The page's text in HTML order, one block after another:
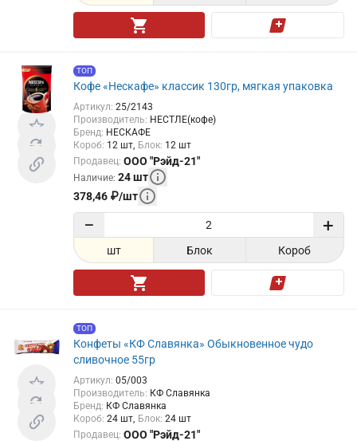
ТОП
Кофе «Нескафе» классик 130гр, мягкая упаковка
Артикул: 25/2143
Производитель: НЕСТЛЕ(кофе)
Бренд: НЕСКАФЕ
Короб: 12 шт Блок: 12 шт
Продавец: ООО "Рэйд-21"
Наличие: 24шт
378,46 ₽/шт
− +
шт Блок Короб
ТОП
Конфеты «КФ Славянка» Обыкновенное чудо
сливочное 55гр
Артикул: 05/003
Производитель: КФ Славянка
Бренд: КФ Славянка
Короб: 24 шт Блок: 24 шт
Продавец: ООО "Рэйд-21"